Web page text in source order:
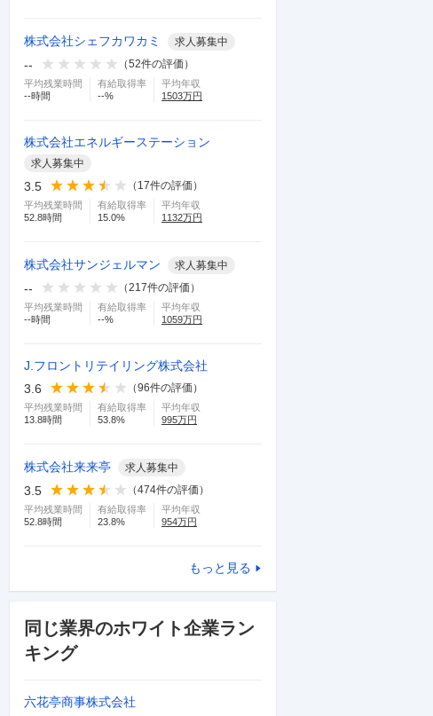
株式会社シェフカワカミ 求人募集中
-- （52件の評価）
平均残業時間
--時間
有給取得率
--%
平均年収
1503万円
株式会社エネルギーステーション
求人募集中
3.5 （ 17件の評価）
平均残業時間
52.8時間
有給取得率
15.0%
平均年収
1132万円
株式会社サンジェルマン 求人募集中
-- （217件の評価）
平均残業時間
--時間
有給取得率
--%
平均年収
1059万円
J.フロントリテイリング株式会社
3.6
（96件の評価）
平均残業時間
13.8時間
有給取得率
53.8%
平均年収
995万円
株式会社来来亭 求人募集中
3.5 （474件の評価）
平均残業時間
52.8時間
有給取得率
23.8%
平均年収
954万円
もっと見る
同じ業界のホワイト企業ラン
キング
六花亭商事株式会社